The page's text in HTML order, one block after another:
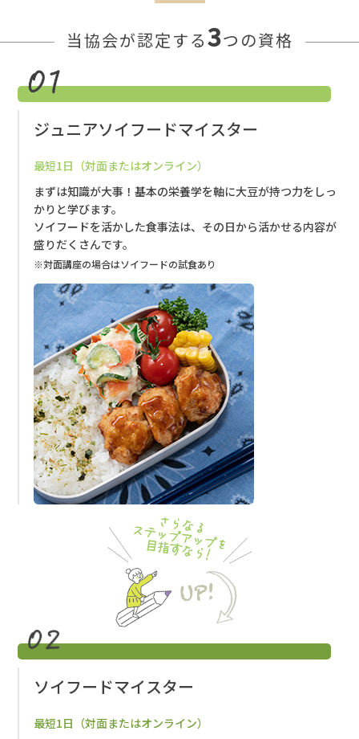
当協会が認定する3つの資格
ジュニアソイフードマイスター
最短1日（対面またはオンライン）
まずは知識が大事！基本の栄養学を軸に大豆が持つ力をしっ
かりと学びます。
ソイフードを活かした食事法は、その日から活かせる内容が
盛りだくさんです。
※対面講座の場合はソイフードの試食あり
ソイフードマイスター
最短1日（対面またはオンライン）